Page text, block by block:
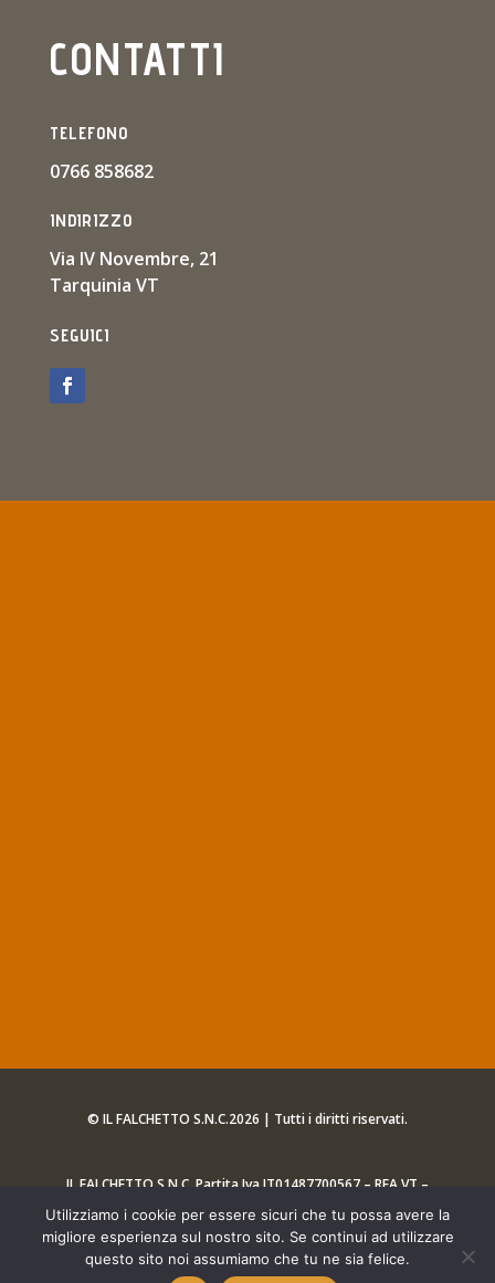
CONTATTI
TELEFONO
0766 858682
INDIRIZZO
Via IV Novembre, 21
Tarquinia VT
SEGUICI
© IL FALCHETTO S.N.C.2026 | Tutti i diritti riservati.
IL FALCHETTO S.N.C. Partita Iva IT01487700567 – REA VT –
Web Agency [iQ] DESIGN
Utilizziamo i cookie per essere sicuri che tu possa avere la
migliore esperienza sul nostro sito. Se continui ad utilizzare
questo sito noi assumiamo che tu ne sia felice.